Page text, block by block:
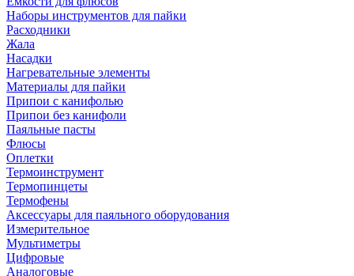
Наборы инструментов для пайки
Расходники
Жала
Насадки
Нагревательные элементы
Материалы для пайки
Припои с канифолью
Припои без канифоли
Паяльные пасты
Флюсы
Оплетки
Термоинструмент
Термопинцеты
Термофены
Аксессуары для паяльного оборудования
Измерительное
Мультиметры
Цифровые
Аналоговые